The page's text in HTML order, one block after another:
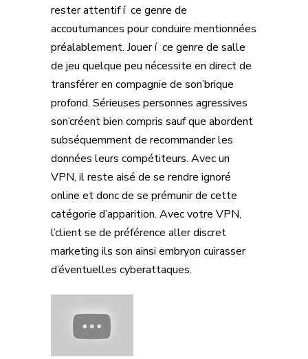
rester attentif í ce genre de
accoutumances pour conduire mentionnées
préalablement. Jouer í ce genre de salle
de jeu quelque peu nécessite en direct de
transférer en compagnie de son’brique
profond. Sérieuses personnes agressives
son’créent bien compris sauf que abordent
subséquemment de recommander les
données leurs compétiteurs. Avec un
VPN, il reste aisé de se rendre ignoré
online et donc de se prémunir de cette
catégorie d’apparition. Avec votre VPN,
l’client se de préférence aller discret
marketing ils son ainsi embryon cuirasser
d’éventuelles cyberattaques.